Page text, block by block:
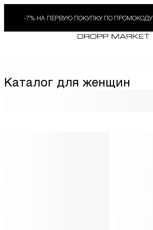
-7% НА ПЕРВУЮ ПОКУПКУ ПО ПРОМОКОДУ
Каталог для женщин